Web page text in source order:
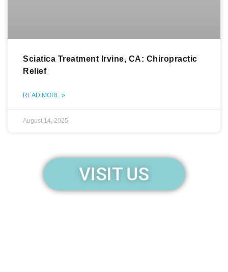
Sciatica Treatment Irvine, CA: Chiropractic
Relief
READ MORE »
August 14, 2025
VISIT US